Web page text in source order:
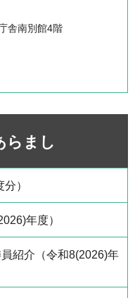
舎南別館4階
らまし
）
年度）
紹介（令和8(2026)年